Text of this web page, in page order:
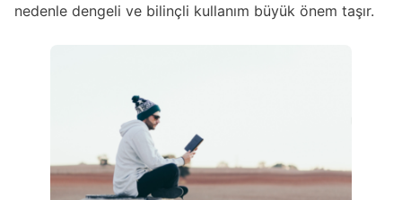
nedenle dengeli ve bilinçli kullanım büyük önem taşır.